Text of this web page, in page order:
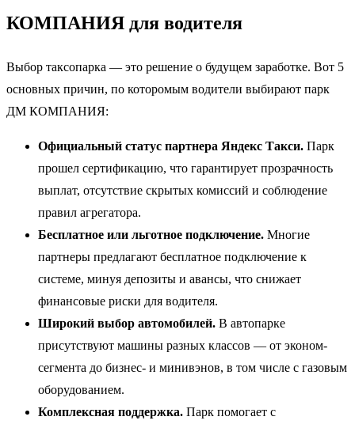
КОМПАНИЯ для водителя
Выбор таксопарка — это решение о будущем заработке. Вот 5
основных причин, по которомым водители выбирают парк
ДМ КОМПАНИЯ:
Официальный статус партнера Яндекс Такси. Парк
прошел сертификацию, что гарантирует прозрачность
выплат, отсутствие скрытых комиссий и соблюдение
правил агрегатора.
Бесплатное или льготное подключение. Многие
партнеры предлагают бесплатное подключение к
системе, минуя депозиты и авансы, что снижает
финансовые риски для водителя.
Широкий выбор автомобилей. В автопарке
присутствуют машины разных классов — от эконом-
сегмента до бизнес- и минивэнов, в том числе с газовым
оборудованием.
Комплексная поддержка. Парк помогает с